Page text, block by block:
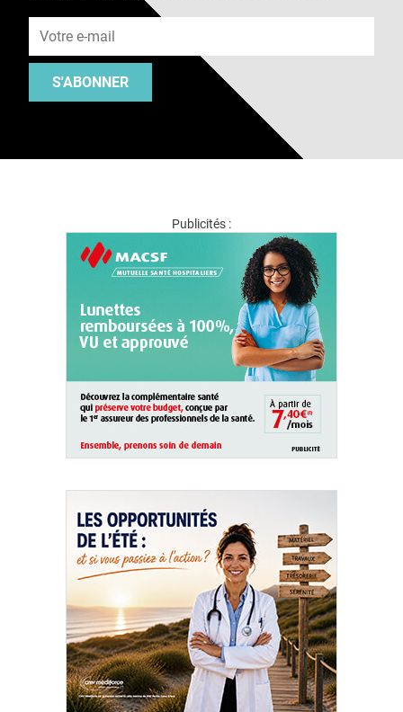
S'ABONNER
Publicités :